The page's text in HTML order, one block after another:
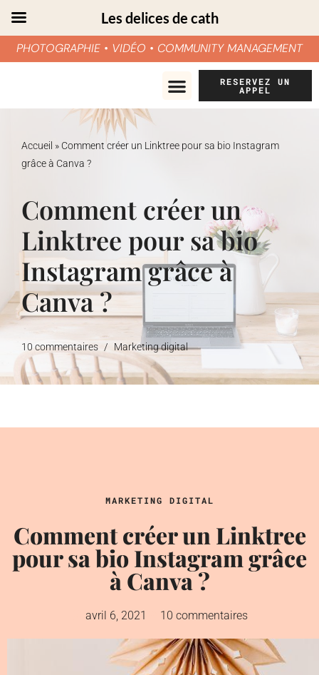
contenu
PHOTOGRAPHIE • VIDÉO • COMMUNITY MANAGEMENT
RESERVEZ UN
APPEL
Accueil » Comment créer un Linktree pour sa bio Instagram
grâce à Canva ?
Comment créer un
Linktree pour sa bio
Instagram grâce à
Canva ?
10 commentaires Marketing digital
MARKETING DIGITAL
Comment créer un Linktree
pour sa bio Instagram grâce
à Canva ?
avril 6, 2021 10 commentaires
Les delices de cath